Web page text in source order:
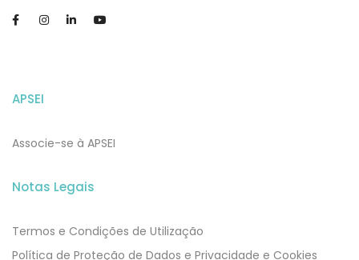
APSEI
Associe-se à APSEI
Notas Legais
Termos e Condições de Utilização
​​Política de Proteção de Dados e Privacidade e Cookies